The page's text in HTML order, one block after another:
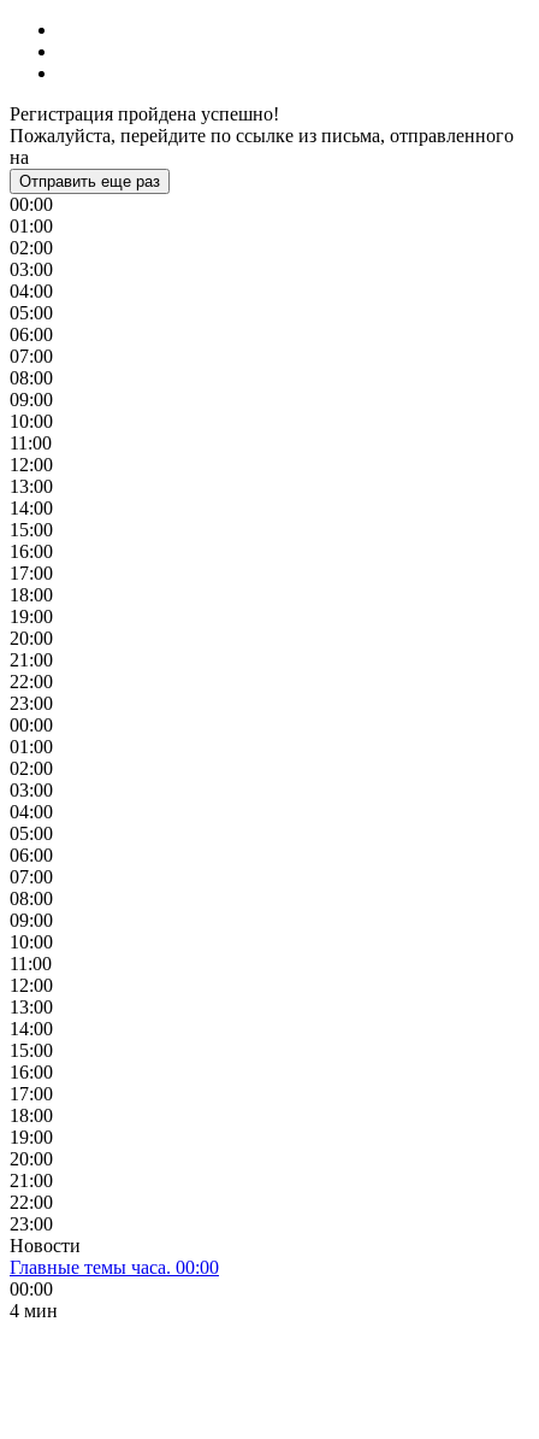
Регистрация пройдена успешно!
Пожалуйста, перейдите по ссылке из письма, отправленного
на
Отправить еще раз
00:00
01:00
02:00
03:00
04:00
05:00
06:00
07:00
08:00
09:00
10:00
11:00
12:00
13:00
14:00
15:00
16:00
17:00
18:00
19:00
20:00
21:00
22:00
23:00
00:00
01:00
02:00
03:00
04:00
05:00
06:00
07:00
08:00
09:00
10:00
11:00
12:00
13:00
14:00
15:00
16:00
17:00
18:00
19:00
20:00
21:00
22:00
23:00
Новости
Главные темы часа. 00:00
00:00
4 мин